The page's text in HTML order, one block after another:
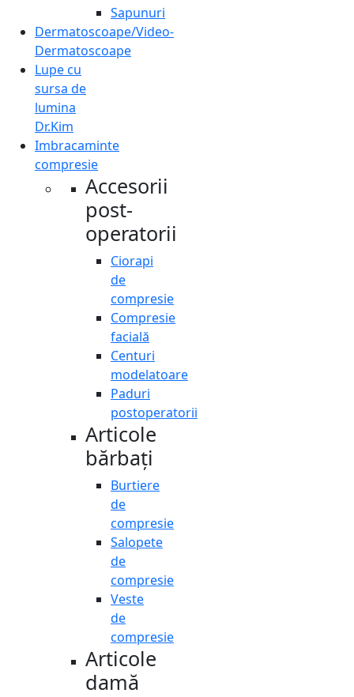
Sapunuri
Dermatoscoape/Video-
Dermatoscoape
Lupe cu
sursa de
lumina
Dr.Kim
Imbracaminte
compresie
Accesorii
post-
operatorii
Ciorapi
de
compresie
Compresie
facială
Centuri
modelatoare
Paduri
postoperatorii
Articole
bărbați
Burtiere
de
compresie
Salopete
de
compresie
Veste
de
compresie
Articole
damă